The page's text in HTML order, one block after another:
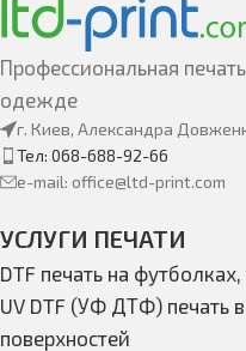
Профессиональная
одежде
г. Киев, Александра
Тел: 068-688-92-66
e-mail: office@ltd-print.com
УСЛУГИ ПЕЧАТИ
DTF печать на
UV DTF (УФ ДТФ) печать
поверхностей